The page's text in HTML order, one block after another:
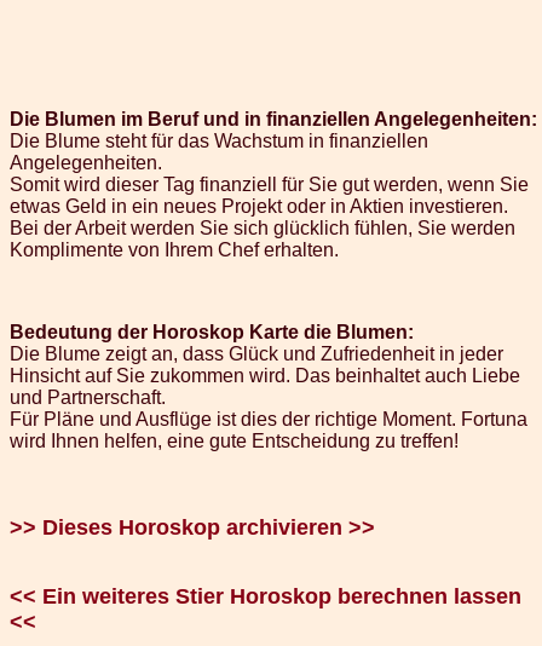
Die Blumen im Beruf und in finanziellen Angelegenheiten:
Die Blume steht für das Wachstum in finanziellen
Angelegenheiten.
Somit wird dieser Tag finanziell für Sie gut werden, wenn Sie
etwas Geld in ein neues Projekt oder in Aktien investieren.
Bei der Arbeit werden Sie sich glücklich fühlen, Sie werden
Komplimente von Ihrem Chef erhalten.
Bedeutung der Horoskop Karte die Blumen:
Die Blume zeigt an, dass Glück und Zufriedenheit in jeder
Hinsicht auf Sie zukommen wird. Das beinhaltet auch Liebe
und Partnerschaft.
Für Pläne und Ausflüge ist dies der richtige Moment. Fortuna
wird Ihnen helfen, eine gute Entscheidung zu treffen!
>> Dieses Horoskop archivieren >>
<< Ein weiteres Stier Horoskop berechnen lassen
<<